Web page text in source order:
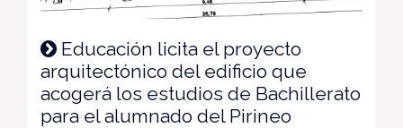
Educación licita el proyecto
arquitectónico del edificio que
acogerá los estudios de Bachillerato
para el alumnado del Pirineo